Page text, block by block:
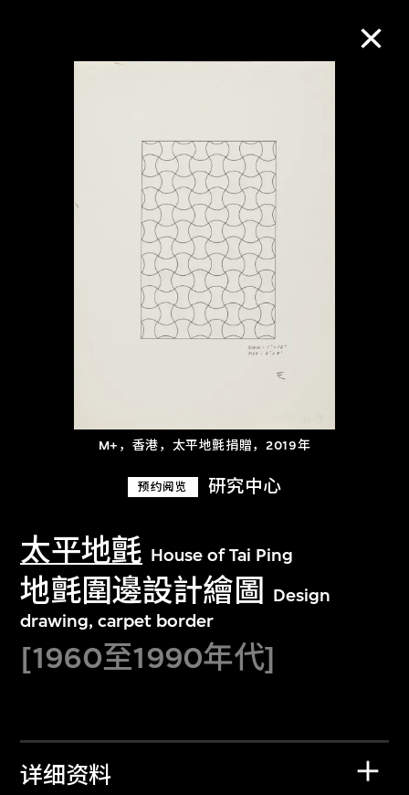
M+，香港，太平地氈捐贈，2019年
预约阅览 研究中心
太平地氈 House of Tai Ping
地氈圍邊設計繪圖
Design
drawing, carpet border
[1960至1990年代]
详细资料
进一步筛选
关于M+藏品
探索世界顶级的二十及二十一世纪视觉